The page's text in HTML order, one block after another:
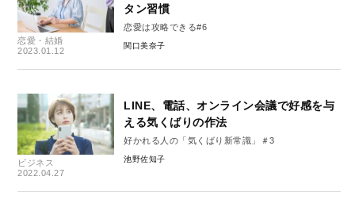
恋愛・結婚
2023.01.12
タン習慣
恋愛は攻略できる#6
関口美奈子
ビジネス
2022.04.27
LINE、電話、オンライン会議で好感を与
える気くばりの作法
好かれる人の「気くばり新常識」＃3
池野佐知子